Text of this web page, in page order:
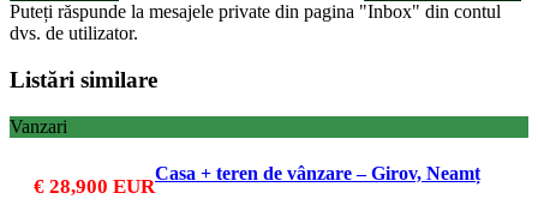
Puteți răspunde la mesajele private din pagina "Inbox" din contul
dvs. de utilizator.
Listări similare
Vanzari
€ 28,900 EUR
Casa + teren de vânzare – Girov, Neamț